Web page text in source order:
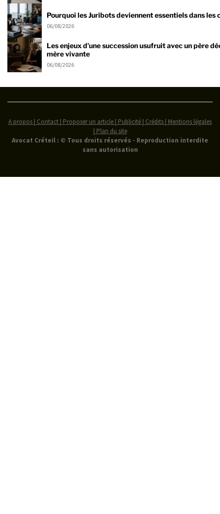
Pourquoi les Juribots deviennent essentiels dans les
06/08/2026
Les enjeux d’une succession usufruit avec un père
mère vivante
06/08/2026
A propos | Contact | Proposer un article | Publicité | Crédits | Mentions légales
| Plan du site
Avocat Créteil : © Tous droits réservés - Reproduction interdite
sans autorisation